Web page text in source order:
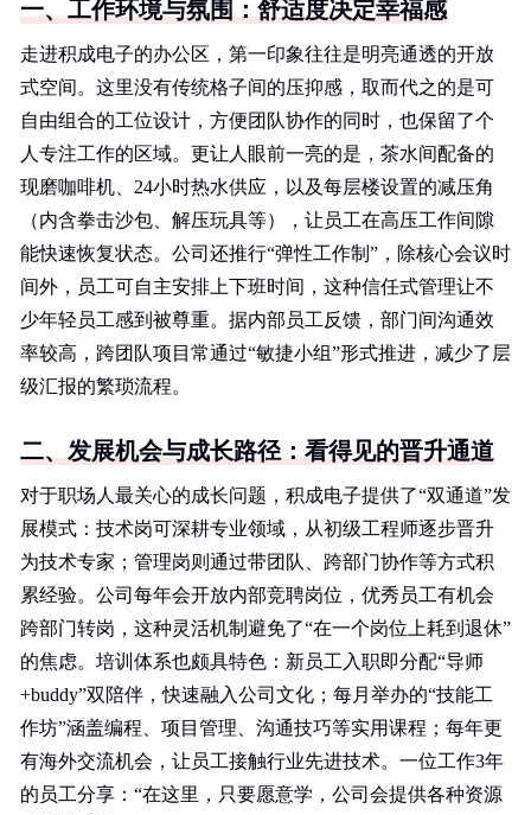
一、工作环境与氛围：舒适度决定幸福感
走进积成电子的办公区，第一印象往往是明亮通透的开放
式空间。这里没有传统格子间的压抑感，取而代之的是可
自由组合的工位设计，方便团队协作的同时，也保留了个
人专注工作的区域。更让人眼前一亮的是，茶水间配备的
现磨咖啡机、24小时热水供应，以及每层楼设置的减压角
（内含拳击沙包、解压玩具等），让员工在高压工作间隙
能快速恢复状态。公司还推行“弹性工作制”，除核心会议时
间外，员工可自主安排上下班时间，这种信任式管理让不
少年轻员工感到被尊重。据内部员工反馈，部门间沟通效
率较高，跨团队项目常通过“敏捷小组”形式推进，减少了层
级汇报的繁琐流程。
二、发展机会与成长路径：看得见的晋升通道
对于职场人最关心的成长问题，积成电子提供了“双通道”发
展模式：技术岗可深耕专业领域，从初级工程师逐步晋升
为技术专家；管理岗则通过带团队、跨部门协作等方式积
累经验。公司每年会开放内部竞聘岗位，优秀员工有机会
跨部门转岗，这种灵活机制避免了“在一个岗位上耗到退休”
的焦虑。培训体系也颇具特色：新员工入职即分配“导师
+buddy”双陪伴，快速融入公司文化；每月举办的“技能工
作坊”涵盖编程、项目管理、沟通技巧等实用课程；每年更
有海外交流机会，让员工接触行业先进技术。一位工作3年
的员工分享：“在这里，只要愿意学，公司会提供各种资源